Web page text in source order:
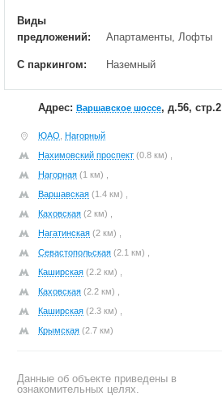
Виды
предложений:
Апартаменты, Лофты
С паркингом: Наземный
Адрес: Варшавское шоссе, д.56, стр.2
ЮАО Нагорный
Нахимовский проспект (0.8 км) ,
Нагорная (1 км) ,
Варшавская (1.4 км) ,
Каховская (2 км) ,
Нагатинская (2 км) ,
Севастопольская (2.1 км) ,
Каширская (2.2 км) ,
Каховская (2.2 км) ,
Каширская (2.3 км) ,
Крымская (2.7 км)
Данные об объекте приведены в
ознакомительных целях.